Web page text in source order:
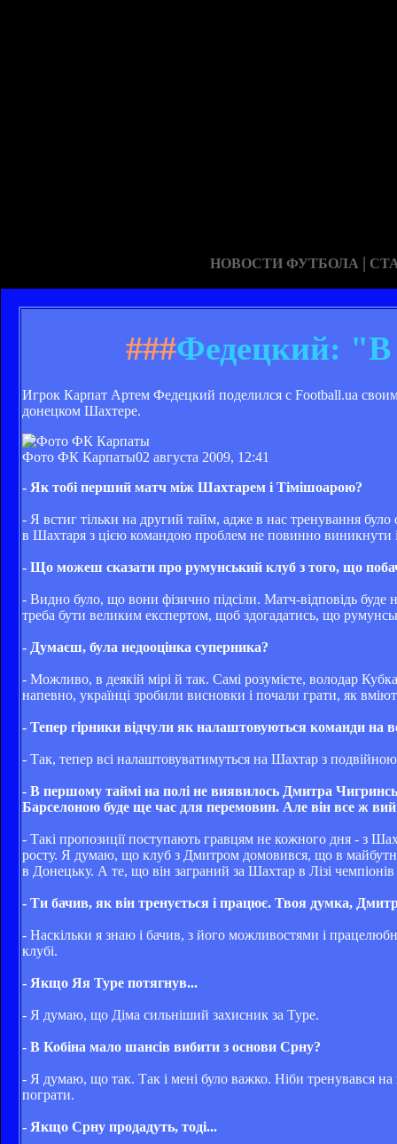
НОВОСТИ ФУТБОЛА |
###Федецкий: "В
Игрок Карпат Артем Федецкий поделился с Football.ua
донецком Шахтере.
Фото ФК Карпаты02 августа 2009, 12:41
- Як тобі перший матч між Шахтарем і Тімішоарою?
- Я встиг тільки на другий тайм, адже в нас тренування
в Шахтаря з цією командою проблем не повинно виникнути
- Що можеш сказати про румунський клуб з того, що
- Видно було, що вони фізично підсіли. Матч-відповідь
треба бути великим експертом, щоб здогадатись, що
- Думаєш, була недооцінка суперника?
- Можливо, в деякій мірі й так. Самі розумієте, володар
напевно, українці зробили висновки і почали грати, як
- Тепер гірники відчули як налаштовуються команди
- Так, тепер всі налаштовуватимуться на Шахтар з подвійною
- В першому таймі на полі не виявилось Дмитра
Барселоною буде ще час для перемовин. Але він все ж
- Такі пропозиції поступають гравцям не кожного дня - з
росту. Я думаю, що клуб з Дмитром домовився, що в
в Донецьку. А те, що він заграний за Шахтар в Лізі
- Ти бачив, як він тренується і працює. Твоя думка,
- Наскільки я знаю і бачив, з його можливостями і
клубі.
- Якщо Яя Туре потягнув...
- Я думаю, що Діма сильніший захисник за Туре.
- В Кобіна мало шансів вибити з основи Срну?
- Я думаю, що так. Так і мені було важко. Ніби тренувався на
пограти.
- Якщо Срну продадуть, тоді...